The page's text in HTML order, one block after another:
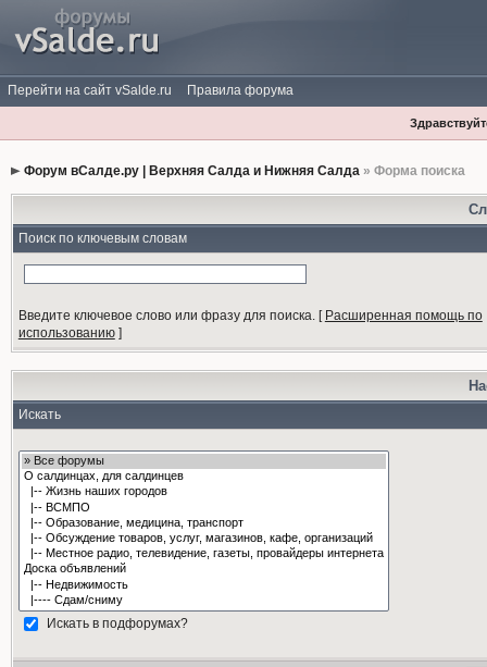
Перейти на сайт vSalde.ru Правила форума
Форум вСалде.ру | Верхняя Салда и Нижняя Салда» Форма поиска
Поиск по ключевым словам
Введите ключевое слово или фразу для поиска.[ Расширенная помощь по
использованию]
Искать
Искать в подфорумах?